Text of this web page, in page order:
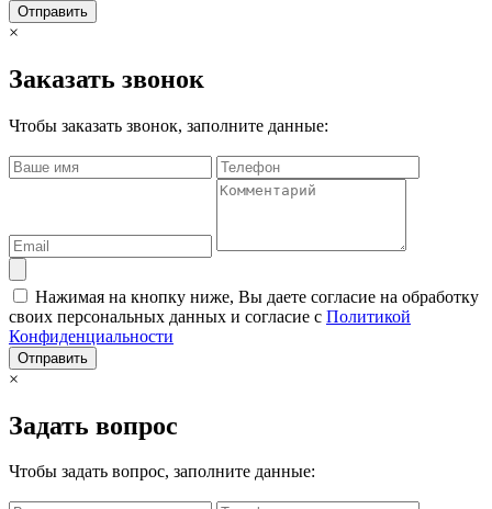
Отправить
×
Заказать звонок
Чтобы заказать звонок, заполните данные:
Нажимая на кнопку ниже, Вы даете согласие на обработку
своих персональных данных и согласие с Политикой
Конфиденциальности
Отправить
×
Задать вопрос
Чтобы задать вопрос, заполните данные: